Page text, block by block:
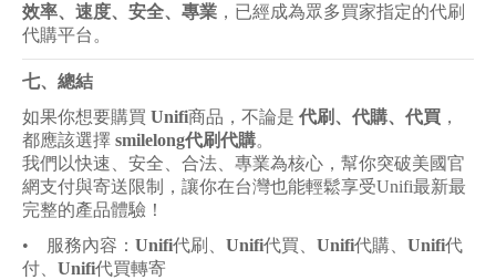
效率、速度、安全、專業 ，已經成為眾多買家指定的代刷
代購平台。
七、總結
如果你想要購買 Unifi商品，不論是 代刷、代購、代買 ，
都應該選擇 smilelong代刷代購。
我們以快速、安全、合法、專業為核心，幫你突破美國官
網支付與寄送限制，讓你在台灣也能輕鬆享受Unifi最新最
完整的產品體驗！
•
服務內容： Unifi代刷、 Unifi代買、 Unifi代購、 Unifi代
付、 Unifi代買轉寄